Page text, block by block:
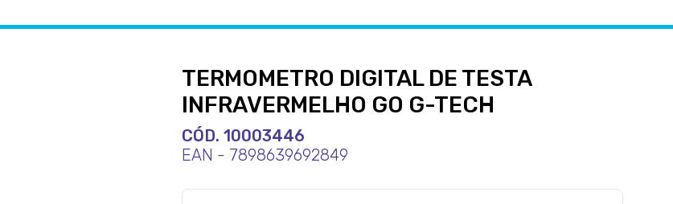
TERMOMETRO DIGITAL DE TESTA
INFRAVERMELHO GO G-TECH
CÓD. 10003446
EAN - 7898639692849